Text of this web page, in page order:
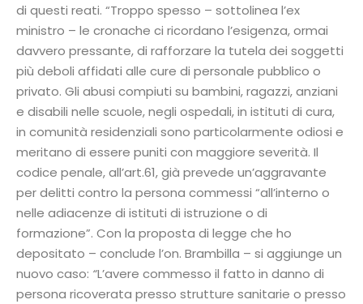
di questi reati. “Troppo spesso – sottolinea l’ex
ministro – le cronache ci ricordano l’esigenza, ormai
davvero pressante, di rafforzare la tutela dei soggetti
più deboli affidati alle cure di personale pubblico o
privato. Gli abusi compiuti su bambini, ragazzi, anziani
e disabili nelle scuole, negli ospedali, in istituti di cura,
in comunità residenziali sono particolarmente odiosi e
meritano di essere puniti con maggiore severità. Il
codice penale, all’art.61, già prevede un’aggravante
per delitti contro la persona commessi “all’interno o
nelle adiacenze di istituti di istruzione o di
formazione”. Con la proposta di legge che ho
depositato – conclude l’on. Brambilla – si aggiunge un
nuovo caso: “L’avere commesso il fatto in danno di
persona ricoverata presso strutture sanitarie o presso